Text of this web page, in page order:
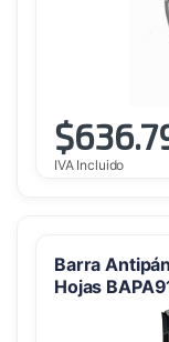
$
IVA Incluido
Barra
Hojas